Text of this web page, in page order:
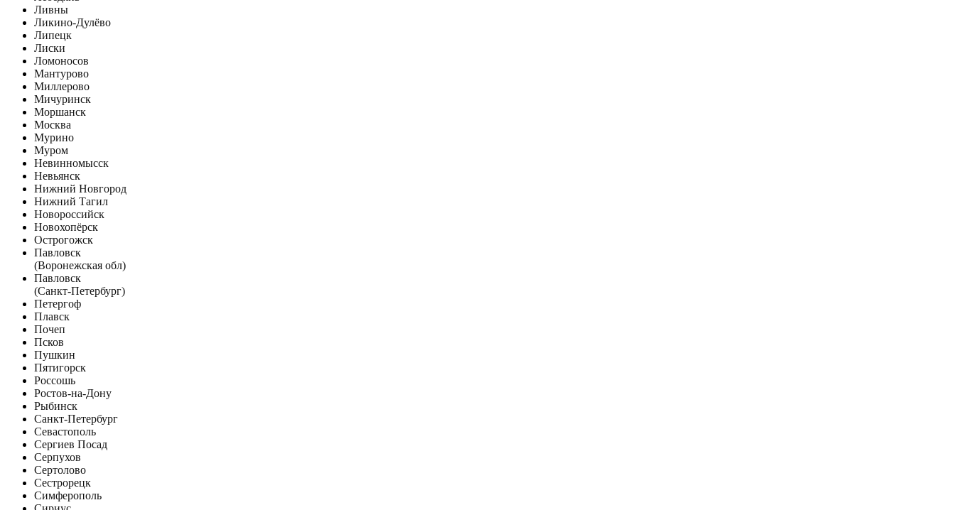
Ливны
Ликино-Дулёво
Липецк
Лиски
Ломоносов
Мантурово
Миллерово
Мичуринск
Моршанск
Москва
Мурино
Муром
Невинномысск
Невьянск
Нижний Новгород
Нижний Тагил
Новороссийск
Новохопёрск
Острогожск
Павловск
(Воронежская обл)
Павловск
(Санкт-Петербург)
Петергоф
Плавск
Почеп
Псков
Пушкин
Пятигорск
Россошь
Ростов-на-Дону
Рыбинск
Санкт-Петербург
Севастополь
Сергиев Посад
Серпухов
Сертолово
Сестрорецк
Симферополь